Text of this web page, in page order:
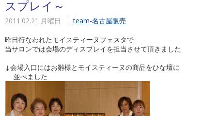
スプレイ～
2011.02.21 月曜日 team-名古屋販売
昨日行なわれたモイスティーヌフェスタで
当サロンでは会場のディスプレイを担当させて頂きました
↓会場入口にはお雛様とモイスティーヌの商品をひな壇に
並べました